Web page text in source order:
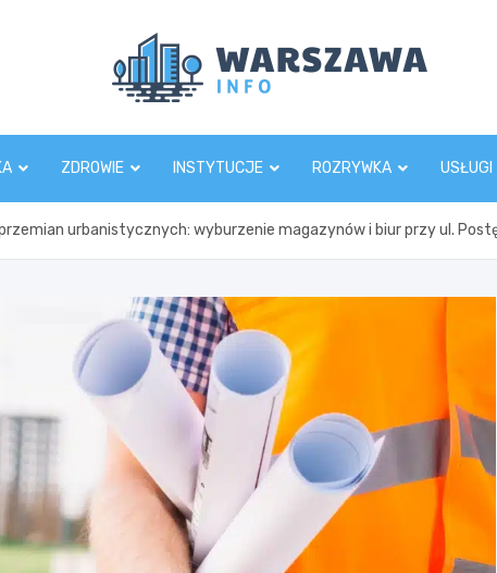
ZDROWIE INSTYTUCJE ROZRYWKA USŁUGI
urbanistycznych: wyburzenie magazynów i biur przy ul.